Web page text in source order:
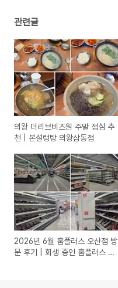
관련글
의왕 더리브비즈원 주말 점심 추
천 | 본설렁탕 의왕삼동점
2026년 6월 홈플러스 오산점 방
문 후기 | 회생 중인 홈플러스 최